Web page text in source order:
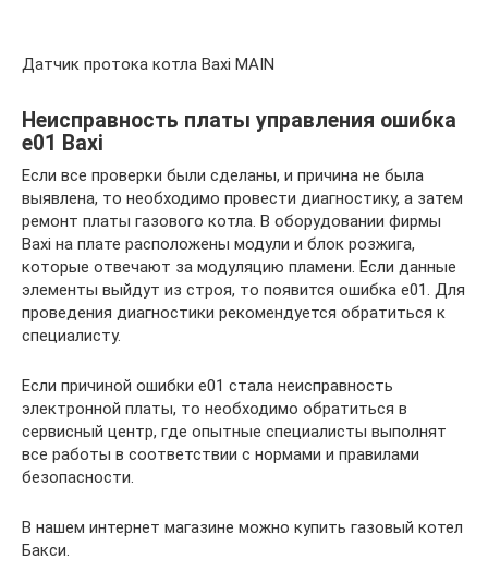
Датчик протока котла Baxi MAIN
Неисправность платы управления ошибка
e01 Baxi
Если все проверки были сделаны, и причина не была
выявлена, то необходимо провести диагностику, а затем
ремонт платы газового котла. В оборудовании фирмы
Baxi на плате расположены модули и блок розжига,
которые отвечают за модуляцию пламени. Если данные
элементы выйдут из строя, то появится ошибка e01. Для
проведения диагностики рекомендуется обратиться к
специалисту.
Если причиной ошибки e01 стала неисправность
электронной платы, то необходимо обратиться в
сервисный центр, где опытные специалисты выполнят
все работы в соответствии с нормами и правилами
безопасности.
В нашем интернет магазине можно купить газовый котел
Бакси.